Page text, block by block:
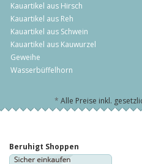
Kauartikel aus Hirsch
Kauartikel aus Reh
Kauartikel aus Schwein
Kauartikel aus Kauwurzel
Geweihe
Wasserbüffelhorn
* Alle Preise inkl.
Beruhigt Shoppen